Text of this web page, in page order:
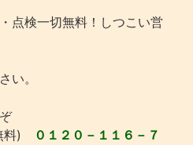
点検一切無料！しつこい営
い。
料)
０１２０－１１６－７